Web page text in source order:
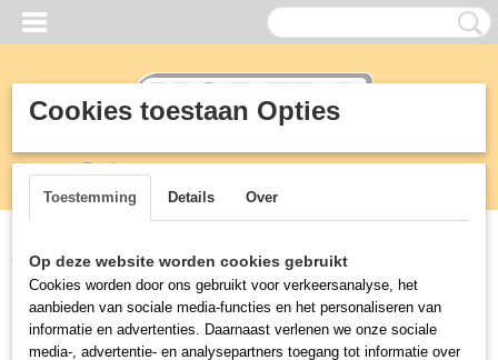
Inloggen Registreren
(0)
Home >RVS>Kasten>Voorraad - servies - kantoorkast
Cookies toestaan Opties
Toestemming Details Over
Op deze website worden cookies gebruikt
Cookies worden door ons gebruikt voor verkeersanalyse, het
aanbieden van sociale media-functies en het personaliseren van
informatie en advertenties. Daarnaast verlenen we onze sociale
media-, advertentie- en analysepartners toegang tot informatie over